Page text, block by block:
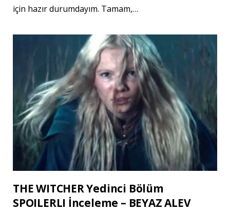
için hazır durumdayım. Tamam,…
THE WITCHER Yedinci Bölüm
SPOILERLI İnceleme – BEYAZ ALEV